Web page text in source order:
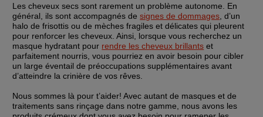
Les cheveux secs sont rarement un problème autonome. En
général, ils sont accompagnés de signes de dommages , d’un
halo de frisottis ou de mèches fragiles et délicates qui pleurent
pour renforcer les cheveux. Ainsi, lorsque vous recherchez un
masque hydratant pour rendre les cheveux brillants et
parfaitement nourris, vous pourriez en avoir besoin pour cibler
un large éventail de préoccupations supplémentaires avant
d’atteindre la crinière de vos rêves.
Nous sommes là pour t’aider! Avec autant de masques et de
traitements sans rinçage dans notre gamme, nous avons les